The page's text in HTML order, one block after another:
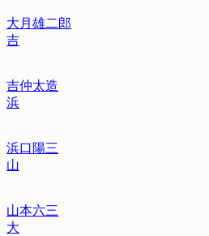
大月雄二郎
吉
吉仲太造
浜
浜口陽三
山
山本六三
大